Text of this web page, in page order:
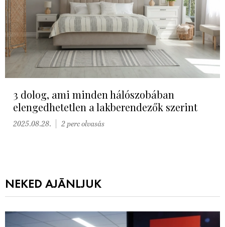
3 dolog, ami minden hálószobában
elengedhetetlen a lakberendezők szerint
2025.08.28. 2 perc olvasás
NEKED AJÁNLJUK